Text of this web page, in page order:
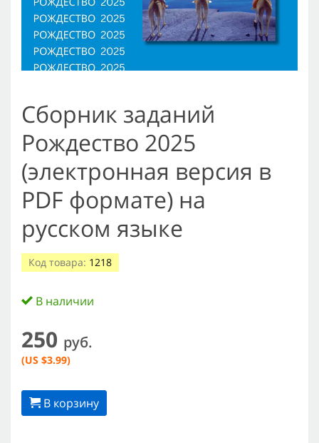
Сборник заданий
Рождество 2025
(электронная версия в
PDF формате) на
русском языке
Код товара: 1218
В наличии
250 руб.
(US $3.99)
В корзину